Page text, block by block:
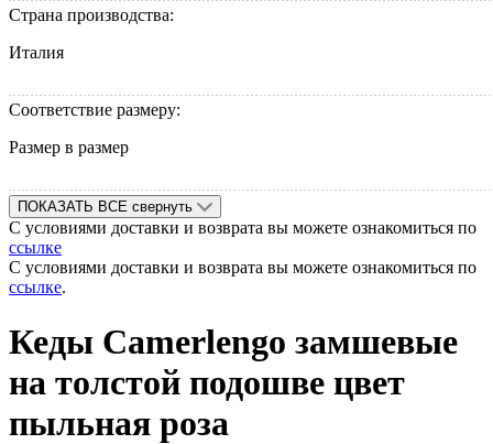
Страна производства:
Италия
Соответствие размеру:
Размер в размер
ПОКАЗАТЬ ВСЕ свернуть
С условиями доставки и возврата вы можете ознакомиться по
ссылке
С условиями доставки и возврата вы можете ознакомиться по
ссылке.
Кеды Camerlengo замшевые
на толстой подошве цвет
пыльная роза